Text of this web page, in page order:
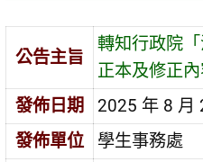
公告主旨
轉知行政院
正本及修正
發佈日期
2025 年 8 月
發佈單位
學生事務處